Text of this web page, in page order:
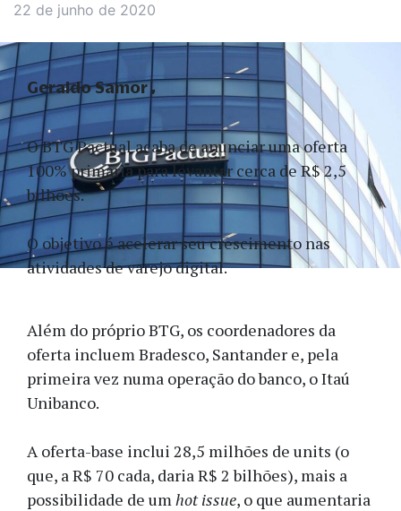
22 de junho de 2020
O BTG Pactual acaba de anunciar uma oferta
100% primária para levantar cerca de R$ 2,5
bilhões.
O objetivo é acelerar seu crescimento nas
atividades de varejo digital.
Além do próprio BTG, os coordenadores da
oferta incluem Bradesco, Santander e, pela
primeira vez numa operação do banco, o Itaú
Unibanco.
A oferta-base inclui 28,5 milhões de units (o
que, a R$ 70 cada, daria R$ 2 bilhões), mais a
possibilidade de umhot issue, o que aumentaria
Geraldo Samor